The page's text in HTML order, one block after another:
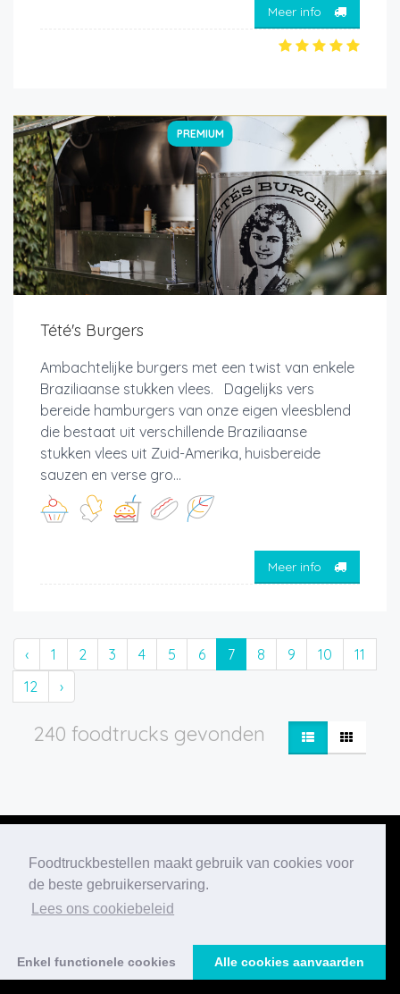
Foodtruckbestellen maakt gebruik van cookies voor
de beste gebruikerservaring.
Lees ons cookiebeleid
Enkel functionele cookies Alle cookies aanvaarden
Meer info
PREMIUM
Tété's Burgers
Ambachtelijke burgers met een twist van enkele
Braziliaanse stukken vlees. Dagelijks vers
bereide hamburgers van onze eigen vleesblend
die bestaat uit verschillende Braziliaanse
stukken vlees uit Zuid-Amerika, huisbereide
sauzen en verse gro...
Meer info
‹ 1 2 3 4 5 6 7 8 9 10
11
12
›
240 foodtrucks gevonden
Onze nieuwste
blogberichten